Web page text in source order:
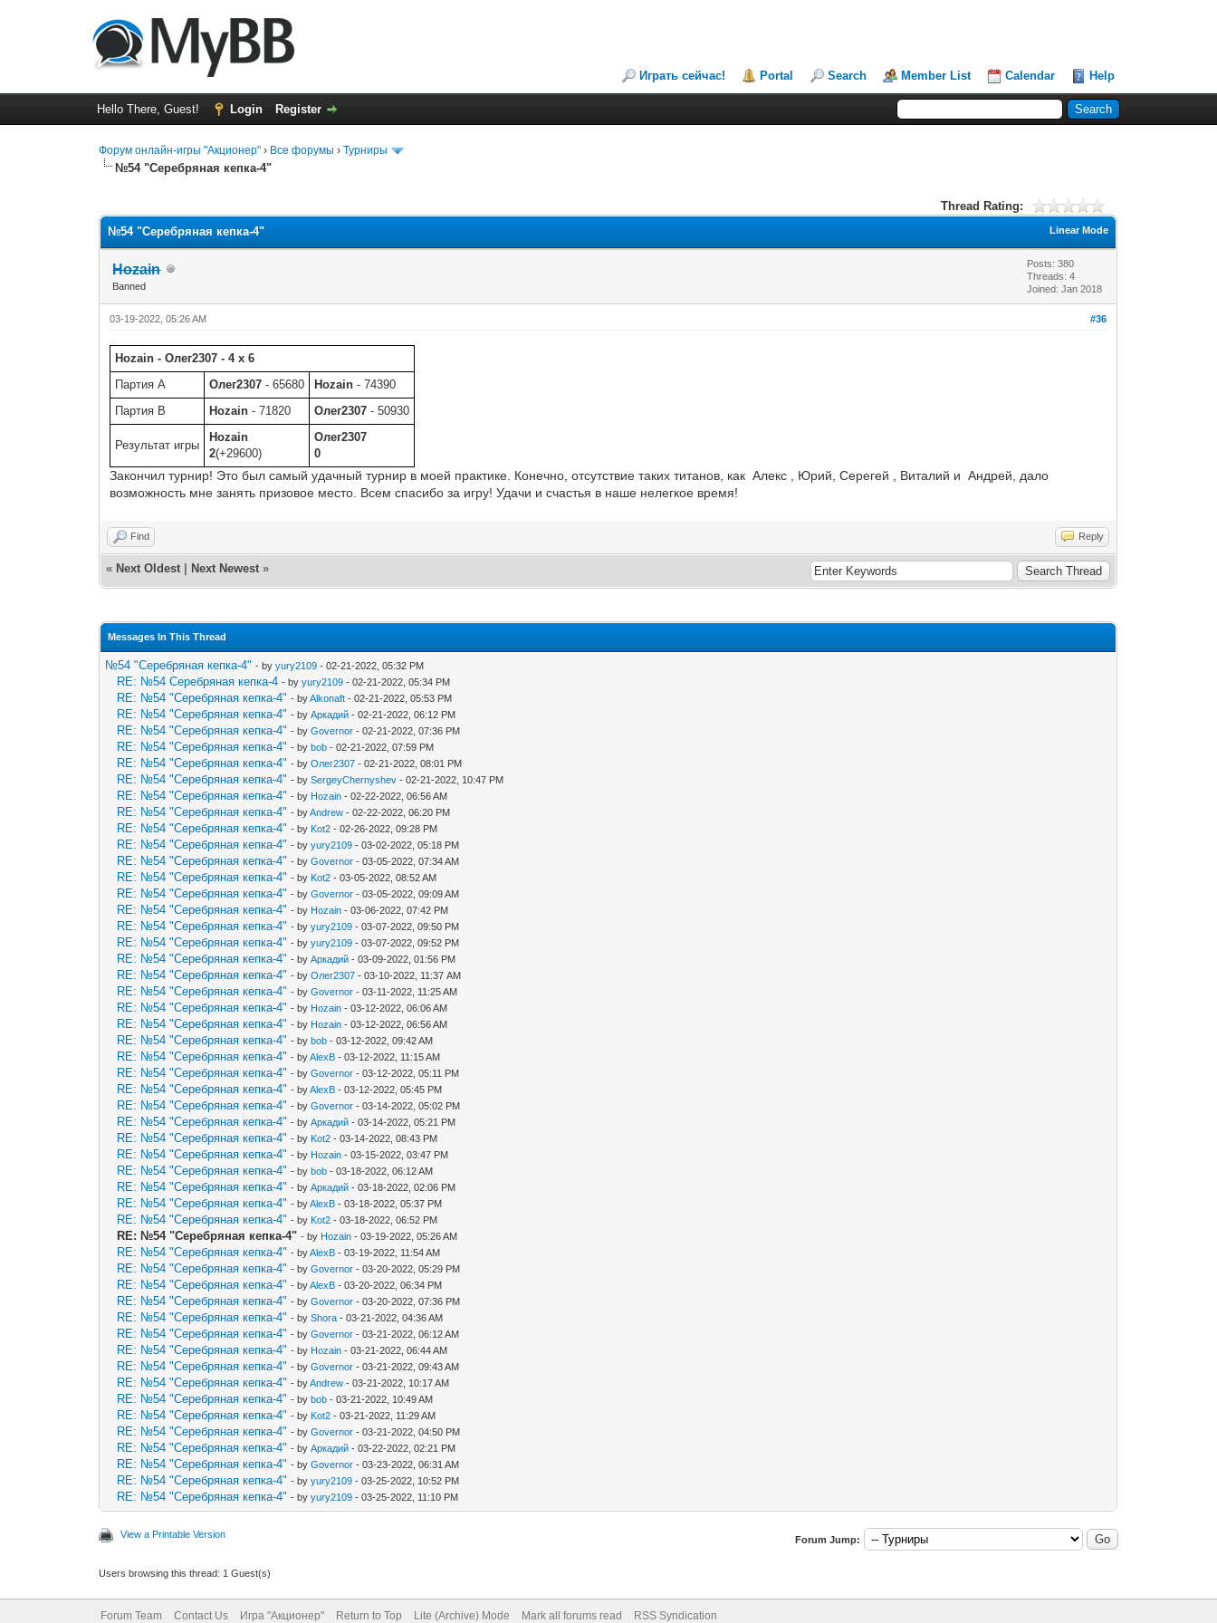
Играть сейчас! Portal Search Member List Calendar Help
Hello There, Guest! Login Register
Форум онлайн-игры "Акционер" › Все форумы ›Турниры
№54 "Серебряная кепка-4"
Thread Rating:
Linear Mode
№54 "Серебряная кепка-4"
Hozain
Banned
Posts: 380
Threads: 4
Joined: Jan 2018
#36
03-19-2022, 05:26 AM
Hozain - Олег2307 - 4 x 6
Партия A
Олег2307 - 65680 Hozain - 74390
Партия B
Hozain - 71820 Олег2307 - 50930
Результат игры
Hozain
2(+29600)
Олег2307
0
Закончил турнир! Это был самый удачный турнир в моей практике. Конечно, отсутствие таких титанов, как Алекс , Юрий, Серегей , Виталий и Андрей, дало
возможность мне занять призовое место. Всем спасибо за игру! Удачи и счастья в наше нелегкое время!
Find Reply
« Next Oldest Next Newest »
Messages In This Thread
№54 "Серебряная кепка-4" - byyury2109 - 02-21-2022, 05:32 PM
RE: №54 Серебряная кепка-4 - byyury2109 - 02-21-2022, 05:34 PM
RE: №54 "Серебряная кепка-4" - byAlkonaft - 02-21-2022, 05:53 PM
RE: №54 "Серебряная кепка-4" - byАркадий - 02-21-2022, 06:12 PM
RE: №54 "Серебряная кепка-4" - byGovernor - 02-21-2022, 07:36 PM
RE: №54 "Серебряная кепка-4" - bybob - 02-21-2022, 07:59 PM
RE: №54 "Серебряная кепка-4" - byОлег2307 - 02-21-2022, 08:01 PM
RE: №54 "Серебряная кепка-4" - bySergeyChernyshev - 02-21-2022, 10:47 PM
RE: №54 "Серебряная кепка-4" - by Hozain - 02-22-2022, 06:56 AM
RE: №54 "Серебряная кепка-4" - byAndrew - 02-22-2022, 06:20 PM
RE: №54 "Серебряная кепка-4" - by Kot2 - 02-26-2022, 09:28 PM
RE: №54 "Серебряная кепка-4" - byyury2109 - 03-02-2022, 05:18 PM
RE: №54 "Серебряная кепка-4" - byGovernor - 03-05-2022, 07:34 AM
RE: №54 "Серебряная кепка-4" - by Kot2 - 03-05-2022, 08:52 AM
RE: №54 "Серебряная кепка-4" - byGovernor - 03-05-2022, 09:09 AM
RE: №54 "Серебряная кепка-4" - by Hozain - 03-06-2022, 07:42 PM
RE: №54 "Серебряная кепка-4" - byyury2109 - 03-07-2022, 09:50 PM
RE: №54 "Серебряная кепка-4" - byyury2109 - 03-07-2022, 09:52 PM
RE: №54 "Серебряная кепка-4" - byАркадий - 03-09-2022, 01:56 PM
RE: №54 "Серебряная кепка-4" - byОлег2307 - 03-10-2022, 11:37 AM
RE: №54 "Серебряная кепка-4" - byGovernor - 03-11-2022, 11:25 AM
RE: №54 "Серебряная кепка-4" - by Hozain - 03-12-2022, 06:06 AM
RE: №54 "Серебряная кепка-4" - by Hozain - 03-12-2022, 06:56 AM
RE: №54 "Серебряная кепка-4" - bybob - 03-12-2022, 09:42 AM
RE: №54 "Серебряная кепка-4" - byAlexB - 03-12-2022, 11:15 AM
RE: №54 "Серебряная кепка-4" - byGovernor - 03-12-2022, 05:11 PM
RE: №54 "Серебряная кепка-4" - byAlexB - 03-12-2022, 05:45 PM
RE: №54 "Серебряная кепка-4" - byGovernor - 03-14-2022, 05:02 PM
RE: №54 "Серебряная кепка-4" - byАркадий - 03-14-2022, 05:21 PM
RE: №54 "Серебряная кепка-4" - by Kot2 - 03-14-2022, 08:43 PM
RE: №54 "Серебряная кепка-4" - by Hozain - 03-15-2022, 03:47 PM
RE: №54 "Серебряная кепка-4" - bybob - 03-18-2022, 06:12 AM
RE: №54 "Серебряная кепка-4" - byАркадий - 03-18-2022, 02:06 PM
RE: №54 "Серебряная кепка-4" - byAlexB - 03-18-2022, 05:37 PM
RE: №54 "Серебряная кепка-4" - by Kot2 - 03-18-2022, 06:52 PM
RE: №54 "Серебряная кепка-4" - by Hozain - 03-19-2022, 05:26 AM
RE: №54 "Серебряная кепка-4" - byAlexB - 03-19-2022, 11:54 AM
RE: №54 "Серебряная кепка-4" - byGovernor - 03-20-2022, 05:29 PM
RE: №54 "Серебряная кепка-4" - byAlexB - 03-20-2022, 06:34 PM
RE: №54 "Серебряная кепка-4" - byGovernor - 03-20-2022, 07:36 PM
RE: №54 "Серебряная кепка-4" - byShora - 03-21-2022, 04:36 AM
RE: №54 "Серебряная кепка-4" - byGovernor - 03-21-2022, 06:12 AM
RE: №54 "Серебряная кепка-4" - by Hozain - 03-21-2022, 06:44 AM
RE: №54 "Серебряная кепка-4" - byGovernor - 03-21-2022, 09:43 AM
RE: №54 "Серебряная кепка-4" - byAndrew - 03-21-2022, 10:17 AM
RE: №54 "Серебряная кепка-4" - bybob - 03-21-2022, 10:49 AM
RE: №54 "Серебряная кепка-4" - by Kot2 - 03-21-2022, 11:29 AM
RE: №54 "Серебряная кепка-4" - byGovernor - 03-21-2022, 04:50 PM
RE: №54 "Серебряная кепка-4" - byАркадий - 03-22-2022, 02:21 PM
RE: №54 "Серебряная кепка-4" - byGovernor - 03-23-2022, 06:31 AM
RE: №54 "Серебряная кепка-4" - byyury2109 - 03-25-2022, 10:52 PM
RE: №54 "Серебряная кепка-4" - byyury2109 - 03-25-2022, 11:10 PM
View a Printable Version Forum Jump:
Users browsing this thread: 1 Guest(s)
Forum Team Contact Us Игра "Акционер" Return to Top Lite (Archive) Mode Mark all forums read RSS Syndication